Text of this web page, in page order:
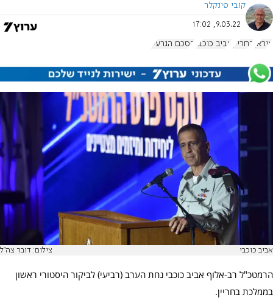
קובי פינקלר
9.03.22, 17:02
איראן בחריין אביב כוכבי הסכם הגרעין
אביב כוכבי צילום: דובר צה''ל
הרמטכ"ל רב-אלוף אביב כוכבי נחת הערב (רביעי) לביקור היסטורי ראשון
בממלכת בחריין.